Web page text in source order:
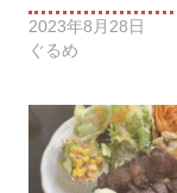
2023年8月28日
ぐるめ